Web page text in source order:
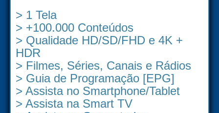
> 1 Tela
> +100.000 Conteúdos
> Qualidade HD/SD/FHD e 4K +
HDR
> Filmes, Séries, Canais e Rádios
> Guia de Programação [EPG]
> Assista no Smartphone/Tablet
> Assista na Smart TV